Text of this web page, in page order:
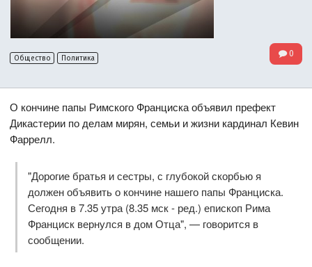
Общество Политика 0
О кончине папы Римского Франциска объявил префект
Дикастерии по делам мирян, семьи и жизни кардинал Кевин
Фаррелл.
"Дорогие братья и сестры, с глубокой скорбью я
должен объявить о кончине нашего папы Франциска.
Сегодня в 7.35 утра (8.35 мск - ред.) епископ Рима
Франциск вернулся в дом Отца", — говорится в
сообщении.